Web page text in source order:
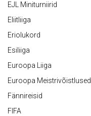
EJL Miniturniirid
Eliitliiga
Eriolukord
Esiliiga
Euroopa Liiga
Euroopa Meistrivõistlused
Fännireisid
FIFA